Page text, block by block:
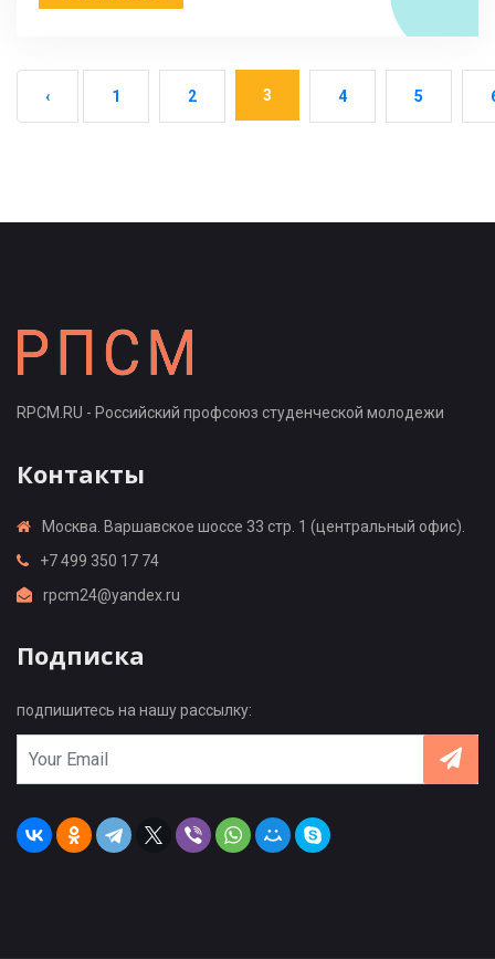
‹ 1 2 3 4 5
RPCM.RU - Российский профсоюз студенческой молодежи
Контакты
Москва. Варшавское шоссе 33 стр. 1 (центральный офис).
+7 499 350 17 74
rpcm24@yandex.ru
Подписка
подпишитесь на нашу рассылку: